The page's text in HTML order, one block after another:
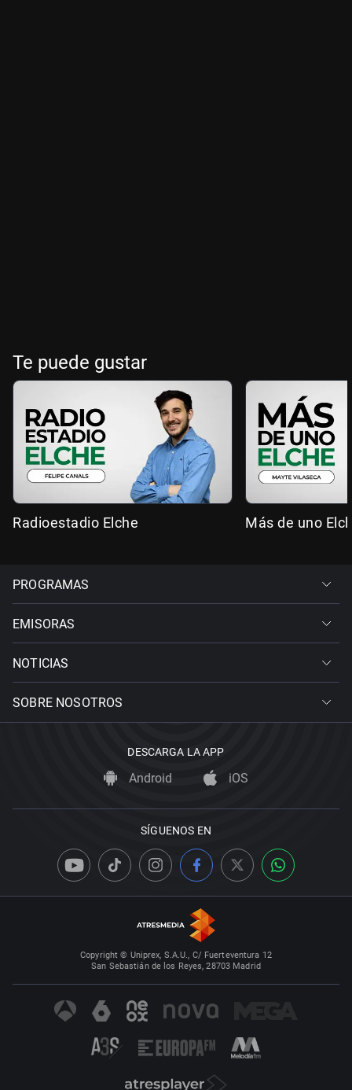
Te puede gustar
Radioestadio Elche Más de uno
PROGRAMAS
EMISORAS
NOTICIAS
SOBRE NOSOTROS
DESCARGA LA APP
Android iOS
SÍGUENOS EN
Copyright © Uniprex, S.A.U., C/ Fuerteventura 12
San Sebastián de los Reyes, 28703 Madrid